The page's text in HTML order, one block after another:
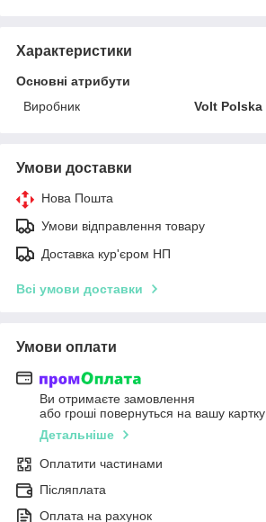
Характеристики
Основні атрибути
Виробник
Volt Polska
Умови доставки
Нова Пошта
Умови відправлення товару
Доставка кур'єром НП
Всі умови доставки
Умови оплати
Ви отримаєте замовлення
або гроші повернуться на вашу картку
Детальніше
Оплатити частинами
Післяплата
Оплата на рахунок